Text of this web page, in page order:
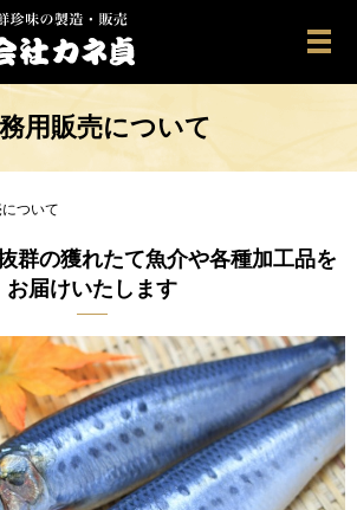
メ
用販売について
ついて
群の獲れたて魚介や各種加工品を
お届けいたします